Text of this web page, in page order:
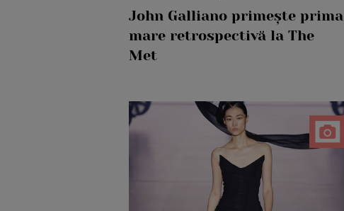
John Galliano primește prima
mare retrospectivă la The
Met